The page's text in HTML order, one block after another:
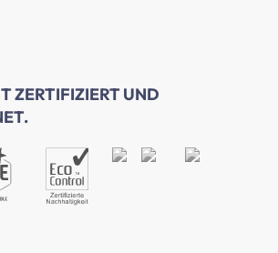
ZERTIFIZIERT UND